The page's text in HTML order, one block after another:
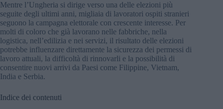
Mentre l’Ungheria si dirige verso una delle elezioni più
seguite degli ultimi anni, migliaia di lavoratori ospiti stranieri
seguono la campagna elettorale con crescente interesse. Per
molti di coloro che già lavorano nelle fabbriche, nella
logistica, nell’edilizia e nei servizi, il risultato delle elezioni
potrebbe influenzare direttamente la sicurezza dei permessi di
lavoro attuali, la difficoltà di rinnovarli e la possibilità di
consentire nuovi arrivi da Paesi come Filippine, Vietnam,
India e Serbia.
Indice dei contenuti